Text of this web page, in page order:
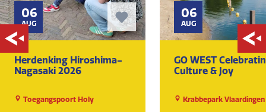
06
AUG
Herdenking Hiroshima-
Nagasaki 2026
Toegangspoort Holy
06
AUG
GO WEST
Culture & Joy
Krabbepark Vlaardingen